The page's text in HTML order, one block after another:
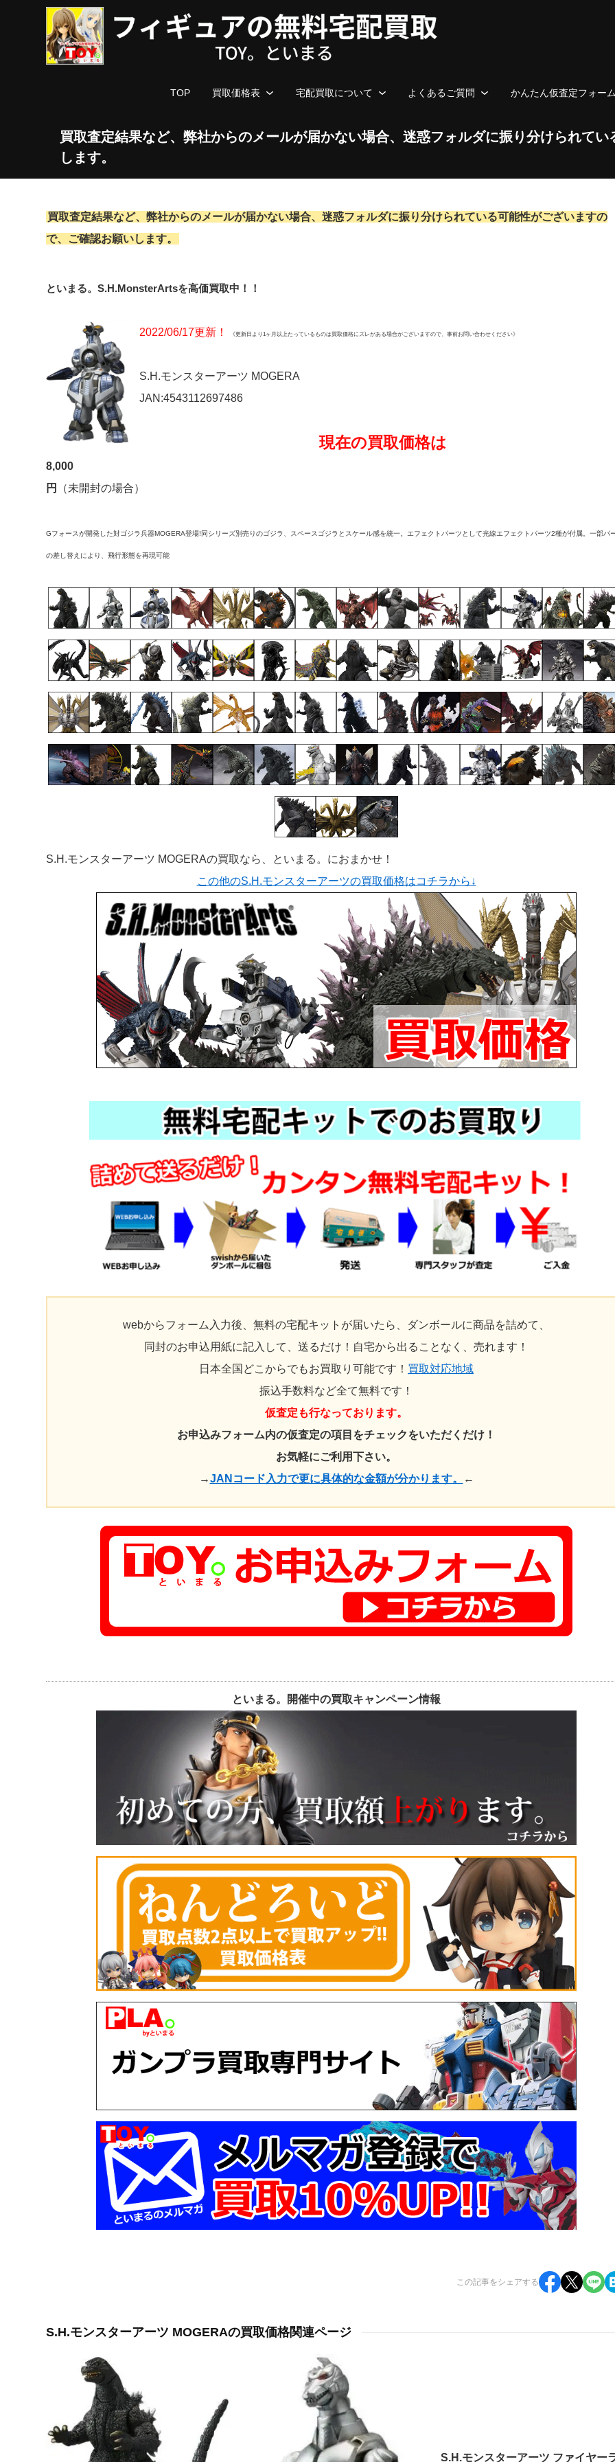
TOP 買取価格表 宅配買取について よくあるご質問 かんたん仮査定フォー
買取査定結果など、弊社からのメールが届かない場合、迷惑フォルダに振り分けられて
します。
買取査定結果など、弊社からのメールが届かない場合、迷惑フォルダに振り分けられている可能性がございますの
で、ご確認お願いします。
といまる。S.H.MonsterArtsを高価買取中！！
2022/06/17更新！ 《更新日より1ヶ月以上たっているものは買取価格にズレがある場合がございますので、事前お問い合わせください》
S.H.モンスターアーツ MOGERA
JAN:4543112697486
現在の買取価格は
8,000
円
（未開封の場合）
Gフォースが開発した対ゴジラ兵器MOGERA登場!同シリーズ別売りのゴジラ、スペースゴジラとスケール感を統一。エフェクトパーツとして光線エフェクトパーツ2種が付属。一部パ
の差し替えにより、飛行形態を再現可能
S.H.モンスターアーツ MOGERAの買取なら、といまる。におまかせ！
この他のS.H.モンスターアーツの買取価格はコチラから↓
webからフォーム入力後、無料の宅配キットが届いたら、ダンボールに商品を詰めて、
同封のお申込用紙に記入して、送るだけ！自宅から出ることなく、売れます！
日本全国どこからでもお買取り可能です！ 買取対応地域
振込手数料など全て無料です！
仮査定も行なっております。
お申込みフォーム内の仮査定の項目をチェックをいただくだけ！
お気軽にご利用下さい。
→JANコード入力で更に具体的な金額が分かります。 ←
といまる。開催中の買取キャンペーン情報
この記事をシェアする
S.H.モンスターアーツ MOGERAの買取価格関連ページ
S.H.モンスターアーツ ファイヤー